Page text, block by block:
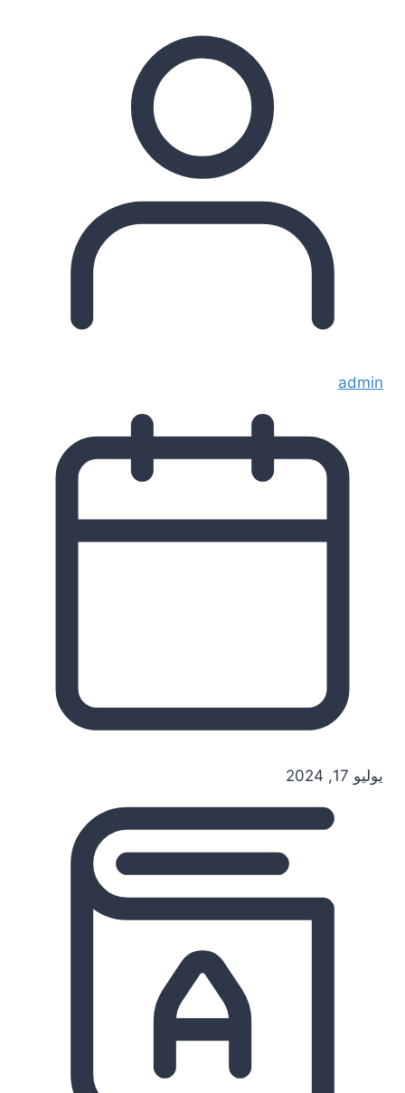
admin
يوليو 17, 2024